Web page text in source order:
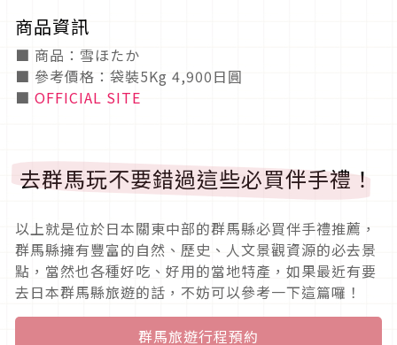
商品資訊
■ 商品：雪ほたか
■ 參考價格：袋裝5Kg 4,900日圓
■ OFFICIAL SITE
去群馬玩不要錯過這些必買伴手禮！
以上就是位於日本關東中部的群馬縣必買伴手禮推薦，
群馬縣擁有豐富的自然、歷史、人文景觀資源的必去景
點，當然也各種好吃、好用的當地特產，如果最近有要
去日本群馬縣旅遊的話，不妨可以參考一下這篇囉！
群馬旅遊行程預約